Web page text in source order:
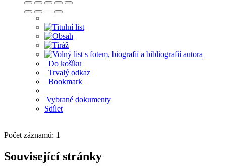
Do košíku
Trvalý odkaz
Bookmark
Vybrané dokumenty
Sdílet
Počet záznamů: 1
Související stránky